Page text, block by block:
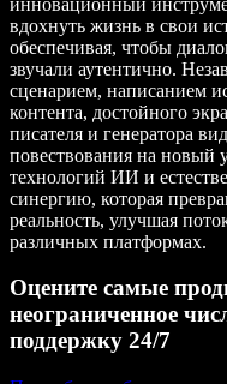
вдохнуть жизнь в свои
обеспечивая, чтобы
звучали аутентично.
сценарием, написанием
контента, достойного
писателя и генератора
повествования на новый
технологий ИИ и
синергию, которая
реальность, улучшая
различных платформах.
Оцените самые
неограниченное
поддержку 24/7